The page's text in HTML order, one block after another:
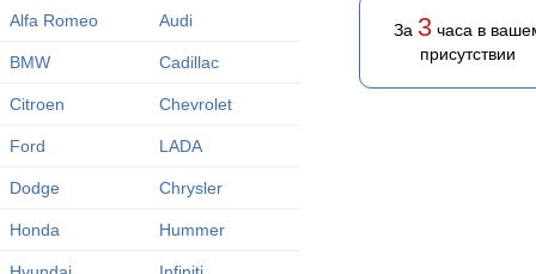
Alfa Romeo Audi
BMW Cadillac
Citroen Chevrolet
Ford LADA
Dodge Chrysler
Honda Hummer
За 3часа в
присутствии